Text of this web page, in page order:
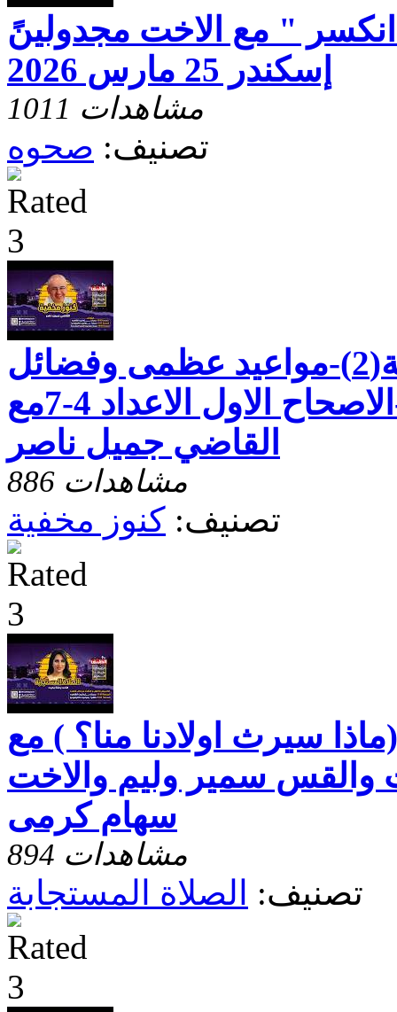
" مع الاخت مجدولينً
إسكندر 25 مارس 2026
1011 مشاهدات
تصنيف: صحوه
رسالة بطرس الثانية(2)-مواعيد عظمى وفضائل
للحياة العملية-الاصحاح الاول الاعداد 4-7مع
القاضي جميل ناصر
886 مشاهدات
تصنيف: كنوز مخفية
سيرث اولادنا منا؟ ) مع
والقس سمير وليم والاخت
سهام كرمى
894 مشاهدات
تصنيف: الصلاة المستجابة